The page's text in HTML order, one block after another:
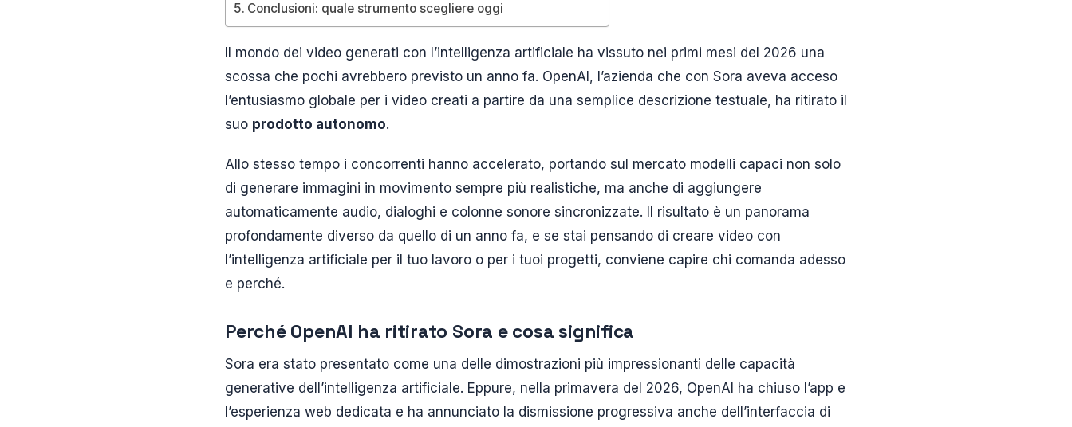
Conclusioni: quale strumento scegliere oggi
Il mondo dei video generati con l’intelligenza artificiale ha vissuto nei primi mesi del 2026 una
scossa che pochi avrebbero previsto un anno fa. OpenAI, l’azienda che con Sora aveva acceso
l’entusiasmo globale per i video creati a partire da una semplice descrizione testuale, ha ritirato il
suo prodotto autonomo.
Allo stesso tempo i concorrenti hanno accelerato, portando sul mercato modelli capaci non solo
di generare immagini in movimento sempre più realistiche, ma anche di aggiungere
automaticamente audio, dialoghi e colonne sonore sincronizzate. Il risultato è un panorama
profondamente diverso da quello di un anno fa, e se stai pensando di creare video con
l’intelligenza artificiale per il tuo lavoro o per i tuoi progetti, conviene capire chi comanda adesso
e perché.
Perché OpenAI ha ritirato Sora e cosa significa
Sora era stato presentato come una delle dimostrazioni più impressionanti delle capacità
generative dell’intelligenza artificiale. Eppure, nella primavera del 2026, OpenAI ha chiuso l’app e
l’esperienza web dedicata e ha annunciato la dismissione progressiva anche dell’interfaccia di